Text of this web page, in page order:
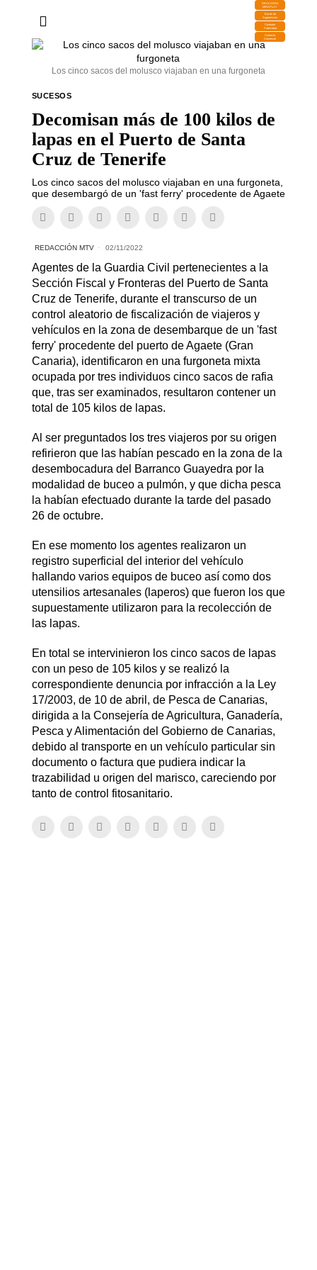
DESCARGA
MIRAPLAY
Buzón de
Sugerencias
Contratar
Publicidad
Contacto
Comercial
Los cinco sacos del molusco viajaban en una furgoneta
SUCESOS
Decomisan más de 100 kilos de
lapas en el Puerto de Santa
Cruz de Tenerife
Los cinco sacos del molusco viajaban en una furgoneta,
que desembargó de un 'fast ferry' procedente de Agaete
REDACCIÓN MTV 02/11/2022
Agentes de la Guardia Civil pertenecientes a la
Sección Fiscal y Fronteras del Puerto de Santa
Cruz de Tenerife, durante el transcurso de un
control aleatorio de fiscalización de viajeros y
vehículos en la zona de desembarque de un 'fast
ferry' procedente del puerto de Agaete (Gran
Canaria), identificaron en una furgoneta mixta
ocupada por tres individuos cinco sacos de rafia
que, tras ser examinados, resultaron contener un
total de 105 kilos de lapas.
Al ser preguntados los tres viajeros por su origen
refirieron que las habían pescado en la zona de la
desembocadura del Barranco Guayedra por la
modalidad de buceo a pulmón, y que dicha pesca
la habían efectuado durante la tarde del pasado
26 de octubre.
En ese momento los agentes realizaron un
registro superficial del interior del vehículo
hallando varios equipos de buceo así como dos
utensilios artesanales (laperos) que fueron los que
supuestamente utilizaron para la recolección de
las lapas.
En total se intervinieron los cinco sacos de lapas
con un peso de 105 kilos y se realizó la
correspondiente denuncia por infracción a la Ley
17/2003, de 10 de abril, de Pesca de Canarias,
dirigida a la Consejería de Agricultura, Ganadería,
Pesca y Alimentación del Gobierno de Canarias,
debido al transporte en un vehículo particular sin
documento o factura que pudiera indicar la
trazabilidad u origen del marisco, careciendo por
tanto de control fitosanitario.